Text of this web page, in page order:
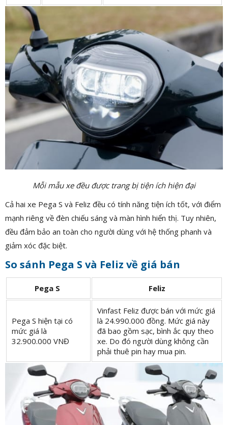
Mỗi mẫu xe đều được trang bị tiện ích hiện đại
Cả hai xe Pega S và Feliz đều có tính năng tiện ích tốt, với điểm
mạnh riêng về đèn chiếu sáng và màn hình hiển thị. Tuy nhiên,
đều đảm bảo an toàn cho người dùng với hệ thống phanh và
giảm xóc đặc biệt.
So sánh Pega S và Feliz về giá bán
Pega S Feliz
Pega S hiện tại có
mức giá là
32.900.000 VNĐ
Vinfast Feliz được bán với mức giá
là 24.990.000 đồng. Mức giá này
đã bao gồm sạc, bình ắc quy theo
xe. Do đó người dùng không cần
phải thuê pin hay mua pin.